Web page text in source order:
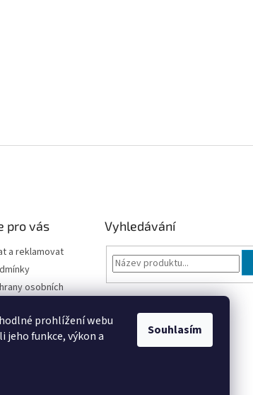
prohlížení webu
jeho funkce, výkon a
Souhlasím
pro vás
a reklamovat
osobních
Vyhledávání